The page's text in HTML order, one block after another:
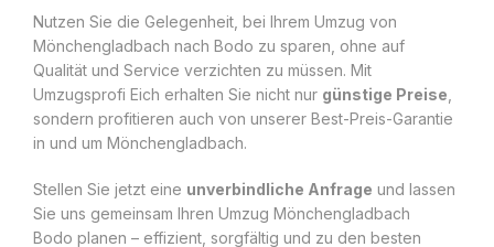
Nutzen Sie die Gelegenheit, bei Ihrem Umzug von
Mönchengladbach nach Bodo zu sparen, ohne auf
Qualität und Service verzichten zu müssen. Mit
Umzugsprofi Eich erhalten Sie nicht nur günstige Preise
sondern profitieren auch von unserer Best-Preis-Garantie
in und um Mönchengladbach.
Stellen Sie jetzt eine unverbindliche Anfrage und lassen
Sie uns gemeinsam Ihren Umzug Mönchengladbach
Bodo planen – effizient, sorgfältig und zu den besten